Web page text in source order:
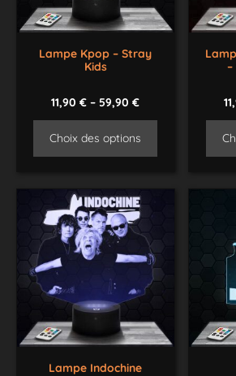
Lampe Kpop – Stray
Kids
11,90€ –59,90€
Choix des options
–
Lampe Indochine